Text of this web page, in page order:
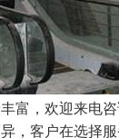
富，欢迎来电
，客户在选择